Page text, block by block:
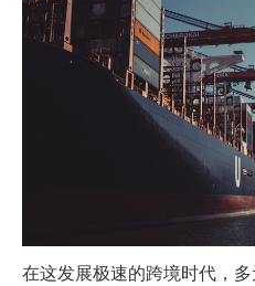
在这发展极速的跨境时代，